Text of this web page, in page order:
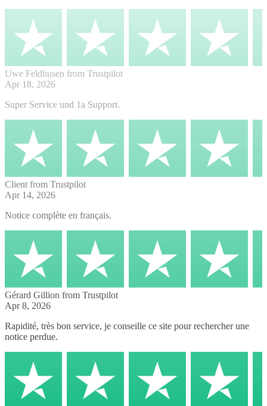
Uwe Feldhusen from Trustpilot
Apr 18, 2026
Super Service und 1a Support.
Client from Trustpilot
Apr 14, 2026
Notice complète en français.
Gérard Gillion from Trustpilot
Apr 8, 2026
Rapidité, très bon service, je conseille ce site pour rechercher une
notice perdue.